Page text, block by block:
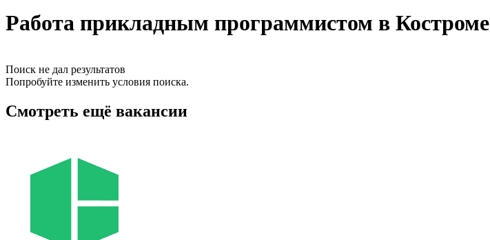
Работа прикладным программистом в Костроме
Поиск не дал результатов
Попробуйте изменить условия поиска.
Смотреть ещё вакансии